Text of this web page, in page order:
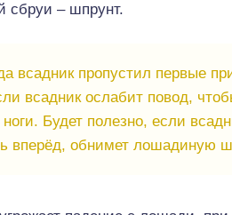
сбруи – шпрунт.
всадник пропустил первые
всадник ослабит повод,
Будет полезно, если
вперёд, обнимет лошадиную